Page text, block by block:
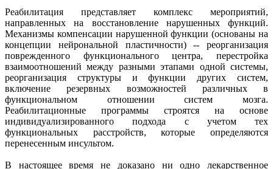
Реабилитация представляет комплекс мероприятий,
направленных на восстановление нарушенных функций.
Механизмы компенсации нарушенной функции (основаны на
концепции нейрональной пластичности) -- реорганизация
поврежденного функционального центра, перестройка
взаимоотношений между разными этапами одной системы,
реорганизация структуры и функции других систем,
включение резервных возможностей различных в
функциональном отношении систем мозга.
Реабилитационные программы строятся на основе
индивидуализированного подхода с учетом тех
функциональных расстройств, которые определяются
перенесенным инсультом.
В настоящее время не доказано ни одно лекарственное